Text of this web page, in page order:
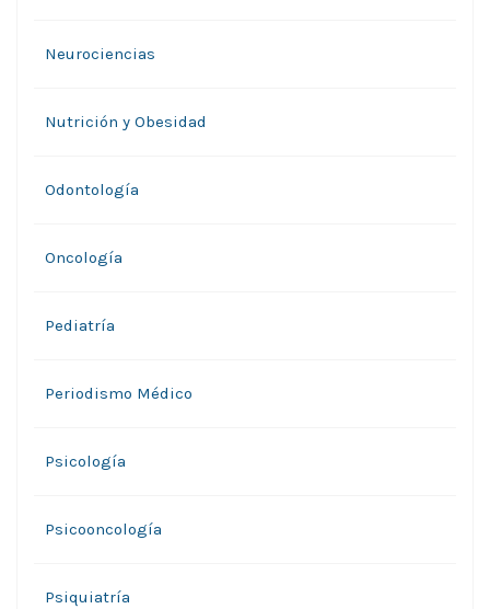
Neurociencias
Nutrición y Obesidad
Odontología
Oncología
Pediatría
Periodismo Médico
Psicología
Psicooncología
Psiquiatría